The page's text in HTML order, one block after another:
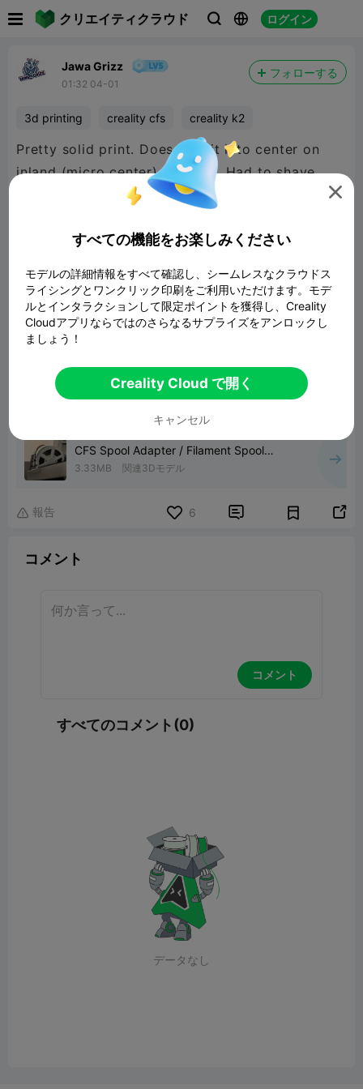
クリエイティクラウド   ログイン
Jawa Grizz
01:32 04-01
フォローする
3d printing creality cfs creality k2
Pretty solid print. Does not fit into center on
inland (micro center) filament. Had to shave
down the external ribs. But hopefully solved my
00:21

CFS Spool Adapter / Filament Spool
Adapter
3.33MB 関連3Dモデル
 報告 6  
コメント
コメント
すべてのコメント(0)
データなし

すべての機能をお楽しみください
モデルの詳細情報をすべて確認し、シームレスなクラウドス
ライシングとワンクリック印刷をご利用いただけます。モデ
ルとインタラクションして限定ポイントを獲得し、Creality
Cloudアプリならではのさらなるサプライズをアンロックし
ましょう！
Creality Cloud で開く
キャンセル